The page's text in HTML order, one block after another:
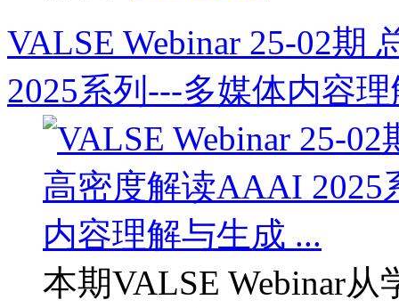
VALSE Webinar 25-02期
2025系列---多媒体内容
本期VALSE Webinar